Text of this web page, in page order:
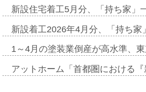
新設住宅着工5月分、「持ち家
新設着工2026年4月分、「持ち
1～4月の塗装業倒産が高水準、
アットホーム「首都圏における